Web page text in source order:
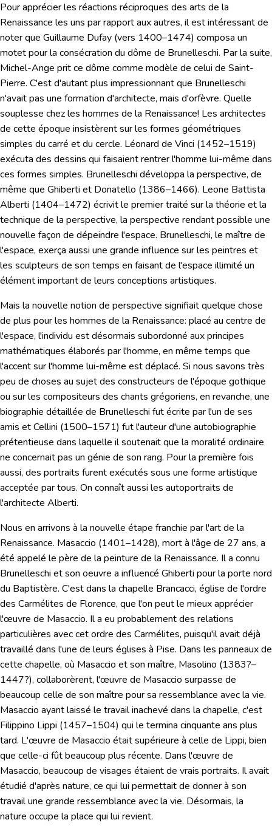
Pour apprécier les réactions réciproques des arts de la
Renaissance les uns par rapport aux autres, il est intéressant de
noter que Guillaume Dufay (vers 1400–1474) composa un
motet pour la consécration du dôme de Brunelleschi. Par la suite,
Michel-Ange prit ce dôme comme modèle de celui de Saint-
Pierre. C'est d'autant plus impressionnant que Brunelleschi
n'avait pas une formation d'architecte, mais d'orfèvre. Quelle
souplesse chez les hommes de la Renaissance! Les architectes
de cette époque insistèrent sur les formes géométriques
simples du carré et du cercle. Léonard de Vinci (1452–1519)
exécuta des dessins qui faisaient rentrer l'homme lui-même dans
ces formes simples. Brunelleschi développa la perspective, de
même que Ghiberti et Donatello (1386–1466). Leone Battista
Alberti (1404–1472) écrivit le premier traité sur la théorie et la
technique de la perspective, la perspective rendant possible une
nouvelle façon de dépeindre l'espace. Brunelleschi, le maître de
l'espace, exerça aussi une grande influence sur les peintres et
les sculpteurs de son temps en faisant de l'espace illimité un
élément important de leurs conceptions artistiques.
Mais la nouvelle notion de perspective signifiait quelque chose
de plus pour les hommes de la Renaissance: placé au centre de
l'espace, l'individu est désormais subordonné aux principes
mathématiques élaborés par l'homme, en même temps que
l'accent sur l'homme lui-même est déplacé. Si nous savons très
peu de choses au sujet des constructeurs de l'époque gothique
ou sur les compositeurs des chants grégoriens, en revanche, une
biographie détaillée de Brunelleschi fut écrite par l'un de ses
amis et Cellini (1500–1571) fut l'auteur d'une autobiographie
prétentieuse dans laquelle il soutenait que la moralité ordinaire
ne concernait pas un génie de son rang. Pour la première fois
aussi, des portraits furent exécutés sous une forme artistique
acceptée par tous. On connaît aussi les autoportraits de
l'architecte Alberti.
Nous en arrivons à la nouvelle étape franchie par l'art de la
Renaissance. Masaccio (1401–1428), mort à l'âge de 27 ans, a
été appelé le père de la peinture de la Renaissance. Il a connu
Brunelleschi et son oeuvre a influencé Ghiberti pour la porte nord
du Baptistère. C'est dans la chapelle Brancacci, église de l'ordre
des Carmélites de Florence, que l'on peut le mieux apprécier
l'œuvre de Masaccio. Il a eu probablement des relations
particulières avec cet ordre des Carmélites, puisqu'il avait déjà
travaillé dans l'une de leurs églises à Pise. Dans les panneaux de
cette chapelle, où Masaccio et son maître, Masolino (1383?–
1447?), collaborèrent, l'œuvre de Masaccio surpasse de
beaucoup celle de son maître pour sa ressemblance avec la vie.
Masaccio ayant laissé le travail inachevé dans la chapelle, c'est
Filippino Lippi (1457–1504) qui le termina cinquante ans plus
tard. L'œuvre de Masaccio était supérieure à celle de Lippi, bien
que celle-ci fût beaucoup plus récente. Dans l'œuvre de
Masaccio, beaucoup de visages étaient de vrais portraits. Il avait
étudié d'après nature, ce qui lui permettait de donner à son
travail une grande ressemblance avec la vie. Désormais, la
nature occupe la place qui lui revient.